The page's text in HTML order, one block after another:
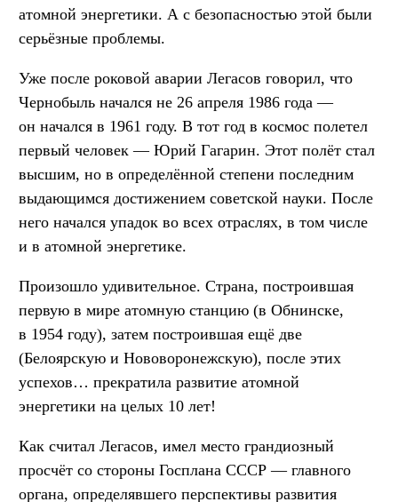
атомной энергетики. А с безопасностью этой были
серьёзные проблемы.
Уже после роковой аварии Легасов говорил, что
Чернобыль начался не 26 апреля 1986 года —
он начался в 1961 году. В тот год в космос полетел
первый человек — Юрий Гагарин. Этот полёт стал
высшим, но в определённой степени последним
выдающимся достижением советской науки. После
него начался упадок во всех отраслях, в том числе
и в атомной энергетике.
Произошло удивительное. Страна, построившая
первую в мире атомную станцию (в Обнинске,
в 1954 году), затем построившая ещё две
(Белоярскую и Нововоронежскую), после этих
успехов… прекратила развитие атомной
энергетики на целых 10 лет!
Как считал Легасов, имел место грандиозный
просчёт со стороны Госплана СССР — главного
органа, определявшего перспективы развития